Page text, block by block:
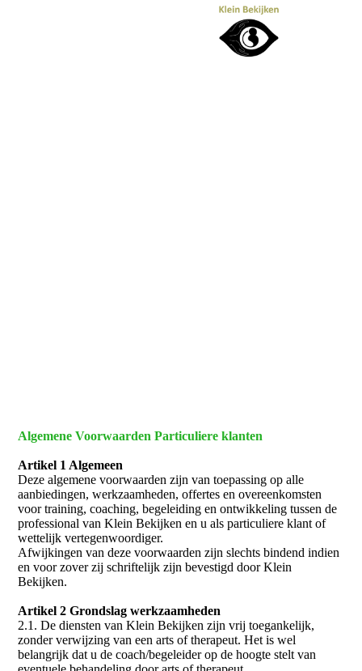
Algemene Voorwaarden Particuliere klanten
Artikel 1 Algemeen
Deze algemene voorwaarden zijn van toepassing op alle
aanbiedingen, werkzaamheden, offertes en overeenkomsten
voor training, coaching, begeleiding en ontwikkeling tussen de
professional van Klein Bekijken en u als particuliere klant of
wettelijk vertegenwoordiger.
Afwijkingen van deze voorwaarden zijn slechts bindend indien
en voor zover zij schriftelijk zijn bevestigd door Klein
Bekijken.
Artikel 2 Grondslag werkzaamheden
2.1. De diensten van Klein Bekijken zijn vrij toegankelijk,
zonder verwijzing van een arts of therapeut. Het is wel
belangrijk dat u de coach/begeleider op de hoogte stelt van